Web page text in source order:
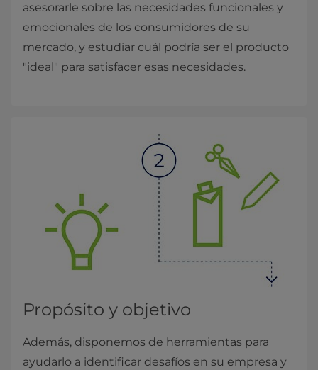
asesorarle sobre las necesidades funcionales y
emocionales de los consumidores de su
mercado, y estudiar cuál podría ser el producto
"ideal" para satisfacer esas necesidades.
Propósito y objetivo
Además, disponemos de herramientas para
ayudarlo a identificar desafíos en su empresa y